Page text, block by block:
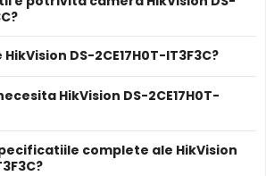
(Smart IR), ce regleaza automat
eliminand riscul de suprasaturare a
DS-2CE17H0T-IT3F3C
produsului HikVision DS-2CE17H0T-IT3F3C au
DS-2CE17H0T-IT3F3C?
HikVision DS-2CE17H0T-
complete ale HikVision